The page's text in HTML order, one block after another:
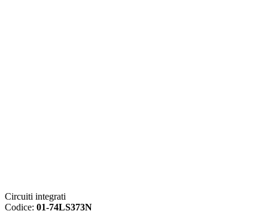
Circuiti integrati
Codice: 01-74LS373N